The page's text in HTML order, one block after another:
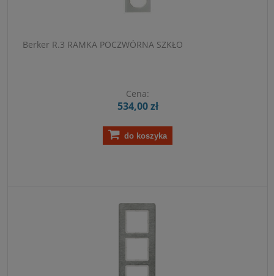
Berker R.3 RAMKA POCZWÓRNA SZKŁO
Cena:
534,00 zł
do koszyka